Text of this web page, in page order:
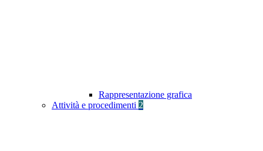
Rappresentazione grafica
Attività e procedimenti 2